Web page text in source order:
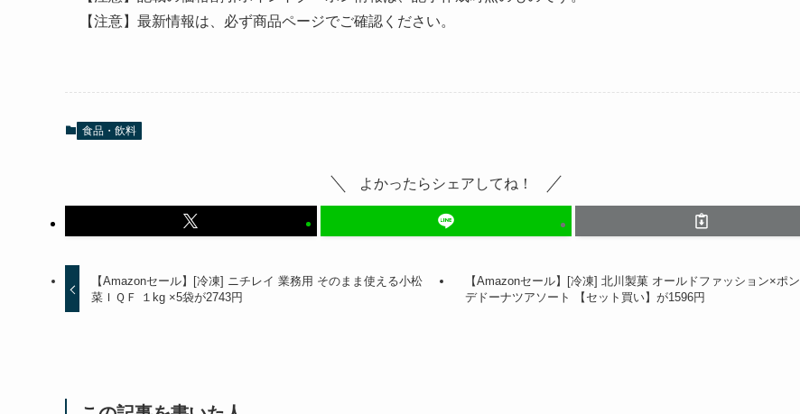
【注意】最新情報は、必ず商品ページでご確認ください。
食品・飲料
よかったらシェアしてね！
【Amazonセール】[冷凍] ニチレイ 業務用 そのまま使える小松
菜ＩＱＦ １kg ×5袋が2743円
【Amazonセール】[冷凍] 北川製菓 オールドファッション×ポン
デドーナツアソート 【セット買い】が1596円